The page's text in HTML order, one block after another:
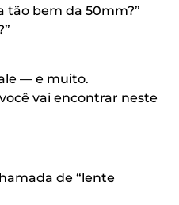
tão bem da 50mm?”
— e muito.
vai encontrar neste
de “lente